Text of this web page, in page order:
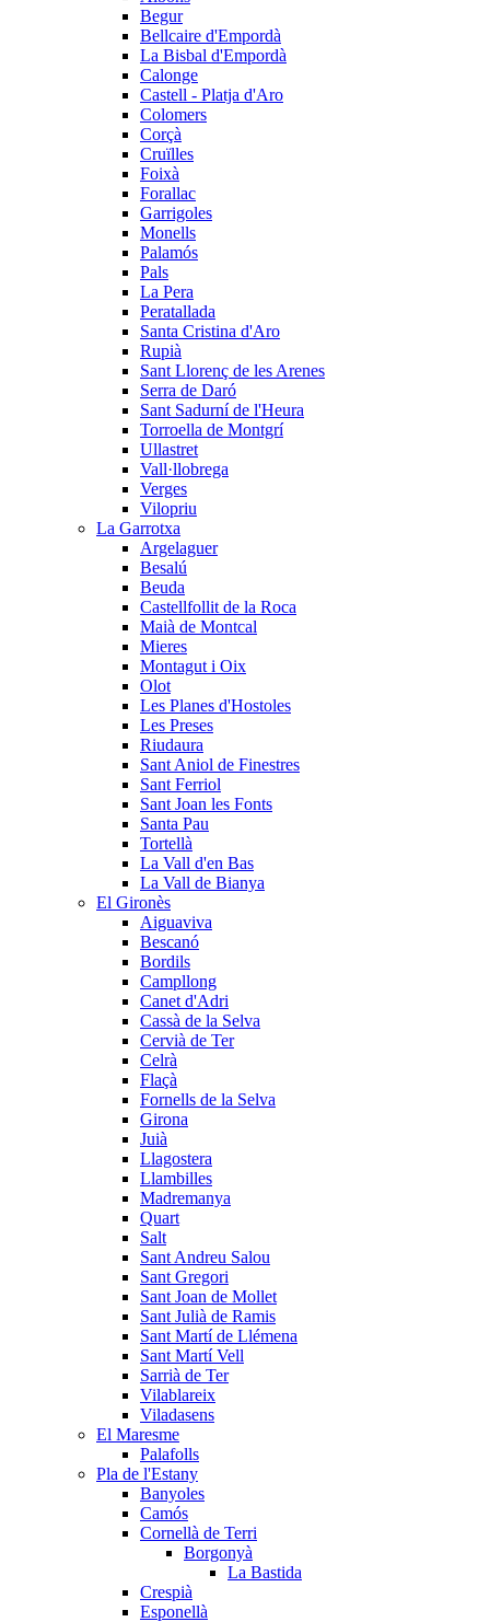
Begur
Bellcaire d'Empordà
La Bisbal d'Empordà
Calonge
Castell - Platja d'Aro
Colomers
Corçà
Cruïlles
Foixà
Forallac
Garrigoles
Monells
Palamós
Pals
La Pera
Peratallada
Santa Cristina d'Aro
Rupià
Sant Llorenç de les Arenes
Serra de Daró
Sant Sadurní de l'Heura
Torroella de Montgrí
Ullastret
Vall·llobrega
Verges
Vilopriu
La Garrotxa
Argelaguer
Besalú
Beuda
Castellfollit de la Roca
Maià de Montcal
Mieres
Montagut i Oix
Olot
Les Planes d'Hostoles
Les Preses
Riudaura
Sant Aniol de Finestres
Sant Ferriol
Sant Joan les Fonts
Santa Pau
Tortellà
La Vall d'en Bas
La Vall de Bianya
El Gironès
Aiguaviva
Bescanó
Bordils
Campllong
Canet d'Adri
Cassà de la Selva
Cervià de Ter
Celrà
Flaçà
Fornells de la Selva
Girona
Juià
Llagostera
Llambilles
Madremanya
Quart
Salt
Sant Andreu Salou
Sant Gregori
Sant Joan de Mollet
Sant Julià de Ramis
Sant Martí de Llémena
Sant Martí Vell
Sarrià de Ter
Vilablareix
Viladasens
El Maresme
Palafolls
Pla de l'Estany
Banyoles
Camós
Cornellà de Terri
Borgonyà
La Bastida
Crespià
Esponellà